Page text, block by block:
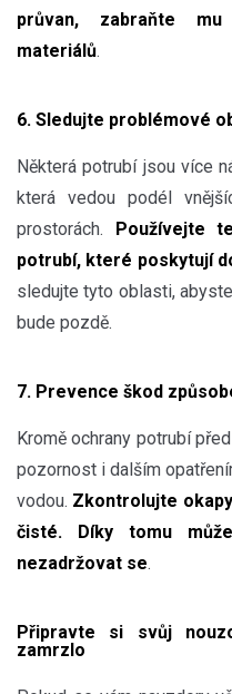
průvan,
zabraňte mu
materiálů.
6. Sledujte problémové
Některá potrubí jsou více
která vedou podél
prostorách. Používejte
potrubí, které poskytují
sledujte tyto oblasti,
bude pozdě.
7. Prevence škod
Kromě ochrany potrubí
pozornost i dalším
vodou. Zkontrolujte
čisté. Díky tomu
nezadržovat se.
Připravte si svůj
zamrzlo